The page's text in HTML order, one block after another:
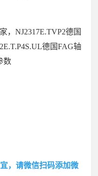
，NJ2317E.TVP2德国
德国FAG轴
数
，请微信扫码添加微